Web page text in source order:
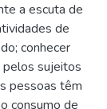
a escuta de
de
conhecer
pelos sujeitos
pessoas têm
consumo de